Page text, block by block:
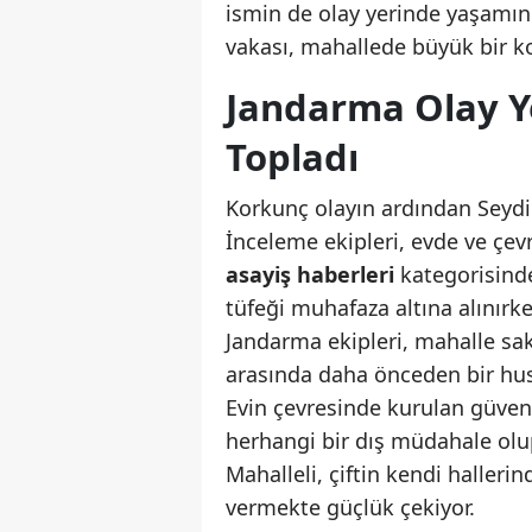
ismin de olay yerinde
vakası, mahallede büyük bir
Jandarma Olay
Topladı
Korkunç olayın ardından
İnceleme ekipleri, evde ve
asayiş haberleri
tüfeği muhafaza altına
Jandarma ekipleri, mahalle
arasında daha önceden bir
Evin çevresinde kurulan
herhangi bir dış müdahale
Mahalleli, çiftin kendi
vermekte güçlük çekiyor.